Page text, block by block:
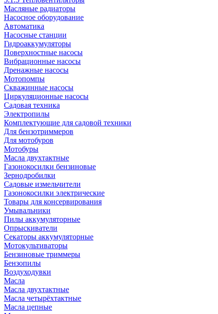
Масляные радиаторы
Насосное оборудование
Автоматика
Насосные станции
Гидроаккумуляторы
Поверхностные насосы
Вибрационные насосы
Дренажные насосы
Мотопомпы
Скважинные насосы
Циркуляционные насосы
Садовая техника
Электропилы
Комплектующие для садовой техники
Для бензотриммеров
Для мотобуров
Мотобуры
Масла двухтактные
Газонокосилки бензиновые
Зернодробилки
Садовые измельчители
Газонокосилки электрические
Товары для консервирования
Умывальники
Пилы аккумуляторные
Опрыскиватели
Секаторы аккумуляторные
Мотокультиваторы
Бензиновые триммеры
Бензопилы
Воздуходувки
Масла
Масла двухтактные
Масла четырёхтактные
Масла цепные